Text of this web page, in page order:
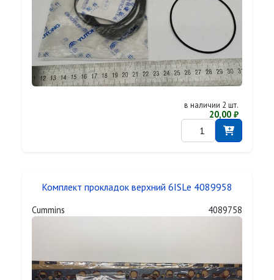
в наличии 2 шт.
20,00 ₽
Комплект прокладок верхний 6ISLe 4089958
Cummins 4089758